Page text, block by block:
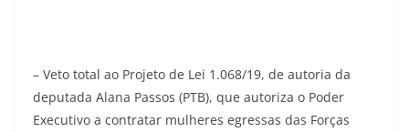
– Veto total ao Projeto de Lei 1.068/19, de autoria da
deputada Alana Passos (PTB), que autoriza o Poder
Executivo a contratar mulheres egressas das Forças